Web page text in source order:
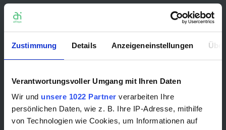
Zustimmung Details Anzeigeneinstellungen
Verantwortungsvoller Umgang mit Ihren Daten
Wir und unsere 1022 Partner verarbeiten Ihre
persönlichen Daten, wie z. B. Ihre IP-Adresse, mithilfe
von Technologien wie Cookies, um Informationen auf